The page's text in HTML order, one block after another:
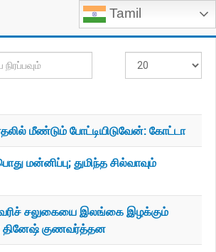
Tamil
காட்டுக
மீண்டும் போட்டியிடுவேன்: கோட்டா
மன்னிப்பு; துமிந்த சில்வாவும்
வரிச் சலுகையை இலங்கை இழக்கும்
குணவர்த்தன